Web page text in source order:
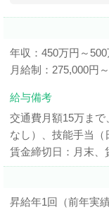
年収：450万円～500
月給制：275,000円
給与備考
交通費月額15万ま
なし）、技能手当
賃金締切日：月末、
昇給年1回（前年実